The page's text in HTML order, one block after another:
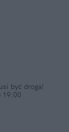
być droga!
19:00